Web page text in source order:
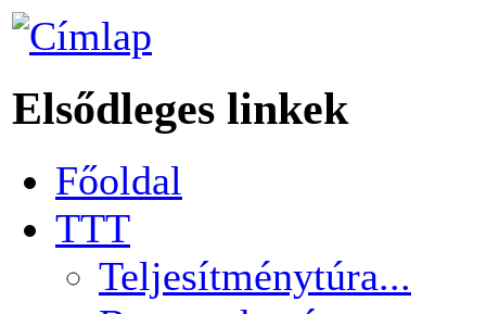
Elsődleges linkek
Főoldal
TTT
Teljesítménytúra...